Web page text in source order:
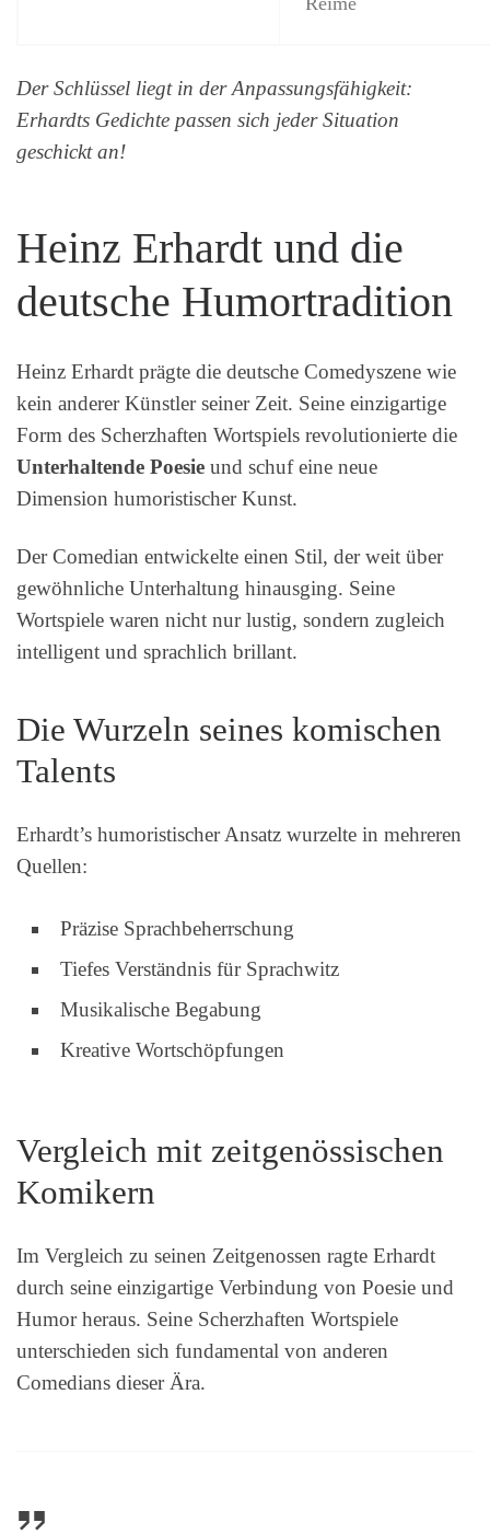
Der Schlüssel liegt in der Anpassungsfähigkeit:
Erhardts Gedichte passen sich jeder Situation
geschickt an!
Heinz Erhardt und die
deutsche Humortradition
Heinz Erhardt prägte die deutsche Comedyszene wie
kein anderer Künstler seiner Zeit. Seine einzigartige
Form des Scherzhaften Wortspiels revolutionierte die
Unterhaltende Poesie und schuf eine neue
Dimension humoristischer Kunst.
Der Comedian entwickelte einen Stil, der weit über
gewöhnliche Unterhaltung hinausging. Seine
Wortspiele waren nicht nur lustig, sondern zugleich
intelligent und sprachlich brillant.
Die Wurzeln seines komischen
Talents
Erhardt’s humoristischer Ansatz wurzelte in mehreren
Quellen:
Präzise Sprachbeherrschung
Tiefes Verständnis für Sprachwitz
Musikalische Begabung
Kreative Wortschöpfungen
Vergleich mit zeitgenössischen
Komikern
Im Vergleich zu seinen Zeitgenossen ragte Erhardt
durch seine einzigartige Verbindung von Poesie und
Humor heraus. Seine Scherzhaften Wortspiele
unterschieden sich fundamental von anderen
Comedians dieser Ära.